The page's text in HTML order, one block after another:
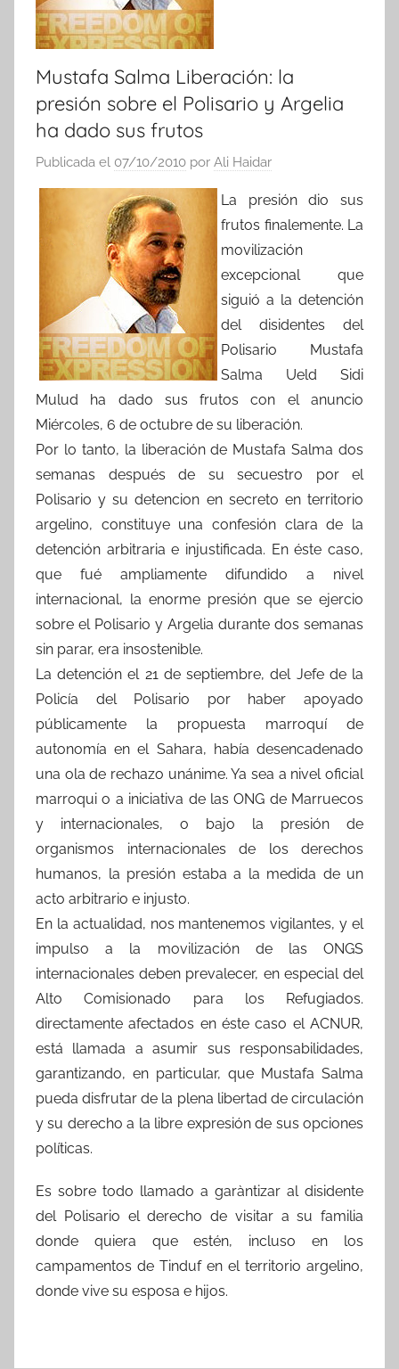
Mustafa Salma Liberación: la
presión sobre el Polisario y Argelia
ha dado sus frutos
Publicada el 07/10/2010 por Ali Haidar
La presión dio sus
frutos finalemente. La
movilización
excepcional que
siguió a la detención
del disidentes del
Polisario Mustafa
Salma Ueld Sidi
Mulud ha dado sus frutos con el anuncio
Miércoles, 6 de octubre de su liberación.
Por lo tanto, la liberación de Mustafa Salma dos
semanas después de su secuestro por el
Polisario y su detencion en secreto en territorio
argelino, constituye una confesión clara de la
detención arbitraria e injustificada. En éste caso,
que fué ampliamente difundido a nivel
internacional, la enorme presión que se ejercio
sobre el Polisario y Argelia durante dos semanas
sin parar, era insostenible.
La detención el 21 de septiembre, del Jefe de la
Policía del Polisario por haber apoyado
públicamente la propuesta marroquí de
autonomía en el Sahara, había desencadenado
una ola de rechazo unánime. Ya sea a nivel oficial
marroqui o a iniciativa de las ONG de Marruecos
y internacionales, o bajo la presión de
organismos internacionales de los derechos
humanos, la presión estaba a la medida de un
acto arbitrario e injusto.
En la actualidad, nos mantenemos vigilantes, y el
impulso a la movilización de las ONGS
internacionales deben prevalecer, en especial del
Alto Comisionado para los Refugiados.
directamente afectados en éste caso el ACNUR,
está llamada a asumir sus responsabilidades,
garantizando, en particular, que Mustafa Salma
pueda disfrutar de la plena libertad de circulación
y su derecho a la libre expresión de sus opciones
políticas.
Es sobre todo llamado a garàntizar al disidente
del Polisario el derecho de visitar a su familia
donde quiera que estén, incluso en los
campamentos de Tinduf en el territorio argelino,
donde vive su esposa e hijos.